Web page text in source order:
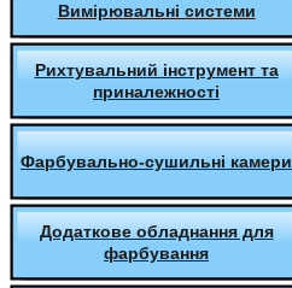
Вимірювальні системи
Рихтувальний інструмент та
приналежності
Фарбувально-сушильні камери
Додаткове обладнання для
фарбування